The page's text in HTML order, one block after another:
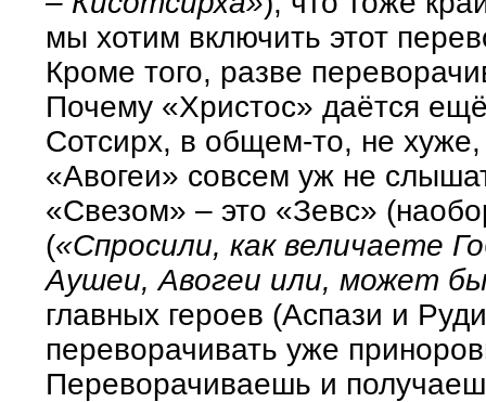
мы хотим включить этот
Кроме того, разве
Почему «Христос» даётся
Сотсирх, в общем-то, не
«Авогеи» совсем уж не
«Свезом» – это «Зевс»
(«Спросили, как величаете
Аушеи, Авогеи или, может
главных героев (Аспази и
переворачивать уже
Переворачиваешь и